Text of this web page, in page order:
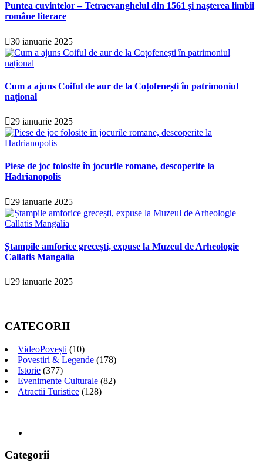
Puntea cuvintelor – Tetraevanghelul din 1561 și nașterea limbii
române literare
30 ianuarie 2025
Cum a ajuns Coiful de aur de la Coțofenești în patrimoniul
național
29 ianuarie 2025
Piese de joc folosite în jocurile romane, descoperite la
Hadrianopolis
29 ianuarie 2025
Ștampile amforice grecești, expuse la Muzeul de Arheologie
Callatis Mangalia
29 ianuarie 2025
CATEGORII
VideoPovești (10)
Povestiri & Legende (178)
Istorie (377)
Evenimente Culturale (82)
Atractii Turistice (128)
Categorii